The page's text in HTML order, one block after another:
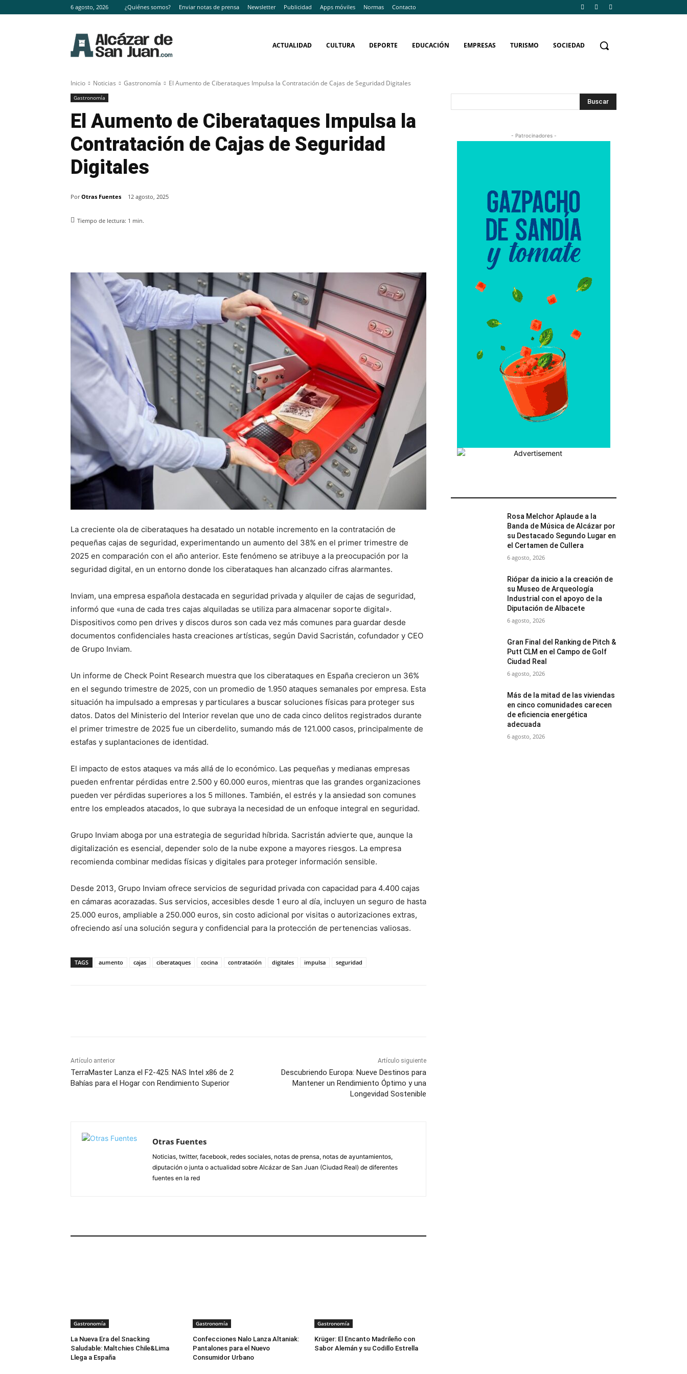
6 agosto, 2026 ¿Quiénes somos? Enviar notas de prensa Newsletter Publicidad Apps móviles Normas Contacto
ACTUALIDAD CULTURA DEPORTE EDUCACIÓN EMPRESAS TURISMO SOCIEDAD
Inicio Noticias Gastronomía El Aumento de Ciberataques Impulsa la Contratación de Cajas de Seguridad Digitales
Gastronomía
El Aumento de Ciberataques Impulsa la
Contratación de Cajas de Seguridad
Digitales
Por Otras Fuentes 12 agosto, 2025
Tiempo de lectura: 1 min.
La creciente ola de ciberataques ha desatado un notable incremento en la contratación de
pequeñas cajas de seguridad, experimentando un aumento del 38% en el primer trimestre de
2025 en comparación con el año anterior. Este fenómeno se atribuye a la preocupación por la
seguridad digital, en un entorno donde los ciberataques han alcanzado cifras alarmantes.
Inviam, una empresa española destacada en seguridad privada y alquiler de cajas de seguridad,
informó que «una de cada tres cajas alquiladas se utiliza para almacenar soporte digital».
Dispositivos como pen drives y discos duros son cada vez más comunes para guardar desde
documentos confidenciales hasta creaciones artísticas, según David Sacristán, cofundador y CEO
de Grupo Inviam.
Un informe de Check Point Research muestra que los ciberataques en España crecieron un 36%
en el segundo trimestre de 2025, con un promedio de 1.950 ataques semanales por empresa. Esta
situación ha impulsado a empresas y particulares a buscar soluciones físicas para proteger sus
datos. Datos del Ministerio del Interior revelan que uno de cada cinco delitos registrados durante
el primer trimestre de 2025 fue un ciberdelito, sumando más de 121.000 casos, principalmente de
estafas y suplantaciones de identidad.
El impacto de estos ataques va más allá de lo económico. Las pequeñas y medianas empresas
pueden enfrentar pérdidas entre 2.500 y 60.000 euros, mientras que las grandes organizaciones
pueden ver pérdidas superiores a los 5 millones. También, el estrés y la ansiedad son comunes
entre los empleados atacados, lo que subraya la necesidad de un enfoque integral en seguridad.
Grupo Inviam aboga por una estrategia de seguridad híbrida. Sacristán advierte que, aunque la
digitalización es esencial, depender solo de la nube expone a mayores riesgos. La empresa
recomienda combinar medidas físicas y digitales para proteger información sensible.
Desde 2013, Grupo Inviam ofrece servicios de seguridad privada con capacidad para 4.400 cajas
en cámaras acorazadas. Sus servicios, accesibles desde 1 euro al día, incluyen un seguro de hasta
25.000 euros, ampliable a 250.000 euros, sin costo adicional por visitas o autorizaciones extras,
ofreciendo así una solución segura y confidencial para la protección de pertenencias valiosas.
TAGS aumento cajas ciberataques cocina contratación digitales impulsa seguridad
Artículo anterior
TerraMaster Lanza el F2-425: NAS Intel x86 de 2
Bahías para el Hogar con Rendimiento Superior
Artículo siguiente
Descubriendo Europa: Nueve Destinos para
Mantener un Rendimiento Óptimo y una
Longevidad Sostenible
Otras Fuentes
Noticias, twitter, facebook, redes sociales, notas de prensa, notas de ayuntamientos,
diputación o junta o actualidad sobre Alcázar de San Juan (Ciudad Real) de diferentes
fuentes en la red
Gastronomía
La Nueva Era del Snacking
Saludable: Maltchies Chile&Lima
Llega a España
Gastronomía
Confecciones Nalo Lanza Altaniak:
Pantalones para el Nuevo
Consumidor Urbano
Gastronomía
Krüger: El Encanto Madrileño con
Sabor Alemán y su Codillo Estrella
Buscar
- Patrocinadores -
Rosa Melchor Aplaude a la
Banda de Música de Alcázar por
su Destacado Segundo Lugar en
el Certamen de Cullera
6 agosto, 2026
Riópar da inicio a la creación de
su Museo de Arqueología
Industrial con el apoyo de la
Diputación de Albacete
6 agosto, 2026
Gran Final del Ranking de Pitch &
Putt CLM en el Campo de Golf
Ciudad Real
6 agosto, 2026
Más de la mitad de las viviendas
en cinco comunidades carecen
de eficiencia energética
adecuada
6 agosto, 2026